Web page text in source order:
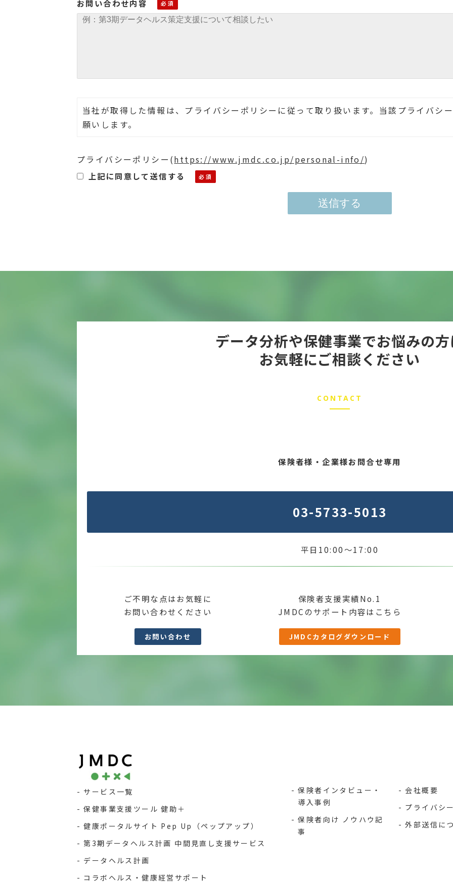
お問い合わせ内容
当社が取得した情報は、プライバシーポリシーに従って取り扱います。当該プライバシ
願いします。
プライバシーポリシー (https://www.jmdc.co.jp/personal-info/)
上記に同意して送信する
データ分析や保健事業でお悩みの
お気軽にご相談ください
CONTACT
保険者様・企業様お問合せ専用
03-5733-5013
平日10:00～17:00
ご不明な点はお気軽に
お問い合わせください
お問い合わせ
保険者支援実績No.1
JMDCのサポート内容はこちら
JMDCカタログダウンロード
サービス一覧
保健事業支援ツール 健助＋
健康ポータルサイト Pep Up（ペップアップ）
第3期データヘルス計画 中間見直し支援サービス
データヘルス計画
コラボヘルス・健康経営サポート
保険者インタビュー・
導入事例
保険者向け ノウハウ記
事
会社概要
プライバシ
外部送信に